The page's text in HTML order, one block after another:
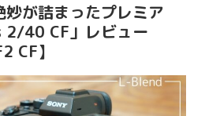
妙が詰まったプレミア
2/40 CF」レビュー
CF】